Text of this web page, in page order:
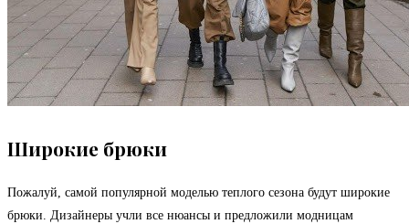
Широкие брюки
Пожалуй, самой популярной моделью теплого сезона будут широкие
брюки. Дизайнеры учли все нюансы и предложили модницам